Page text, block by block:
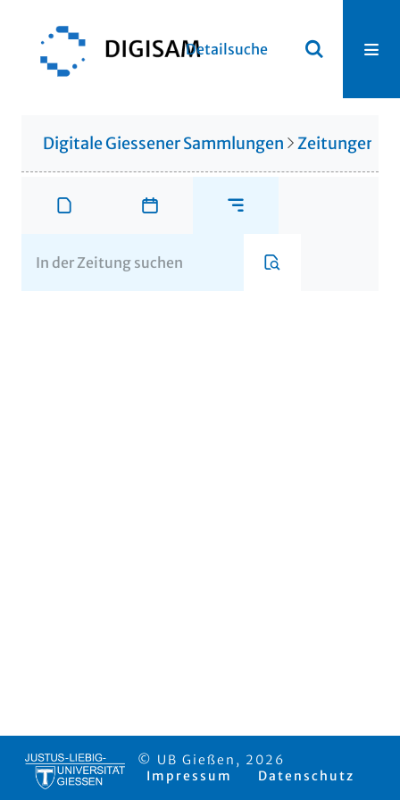
Detailsuche
Digitale Giessener Sammlungen Zeitungen
© UB Gießen, 2026
Impressum
Datenschutz